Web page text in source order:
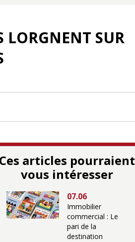
LORGNENT SUR
Ces articles pourraient
vous intéresser
07.06
Immobilier
commercial : Le
pari de la
destination